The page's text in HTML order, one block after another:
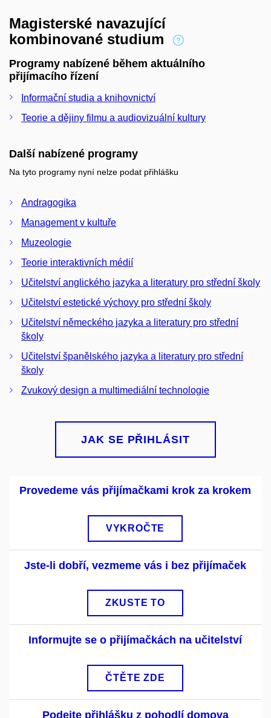
Magisterské navazující
kombinované studium
Programy nabízené během aktuálního
přijímacího řízení
Informační studia a knihovnictví
Teorie a dějiny filmu a audiovizuální kultury
Další nabízené programy
Na tyto programy nyní nelze podat přihlášku
Andragogika
Management v kultuře
Muzeologie
Teorie interaktivních médií
Učitelství anglického jazyka a literatury pro střední školy
Učitelství estetické výchovy pro střední školy
Učitelství německého jazyka a literatury pro střední
školy
Učitelství španělského jazyka a literatury pro střední
školy
Zvukový design a multimediální technologie
JAK SE PŘIHLÁSIT
Provedeme vás přijímačkami krok za krokem
VYKROČTE
Jste-li dobří, vezmeme vás i bez přijímaček
ZKUSTE TO
Informujte se o přijímačkách na učitelství
ČTĚTE ZDE
Podejte přihlášku z pohodlí domova